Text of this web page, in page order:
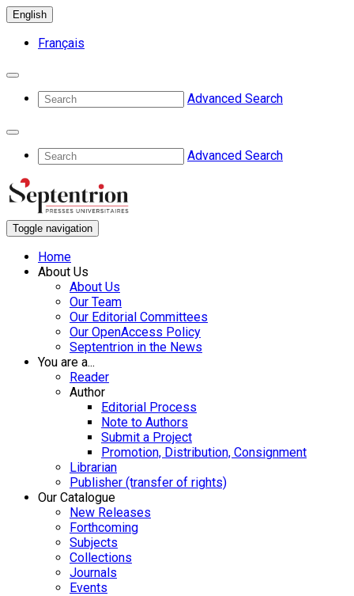
English
Français
Advanced Search
Advanced Search
Toggle navigation
Home
About Us
About Us
Our Team
Our Editorial Committees
Our OpenAccess Policy
Septentrion in the News
You are a...
Reader
Author
Editorial Process
Note to Authors
Submit a Project
Promotion, Distribution, Consignment
Librarian
Publisher (transfer of rights)
Our Catalogue
New Releases
Forthcoming
Subjects
Collections
Journals
Events